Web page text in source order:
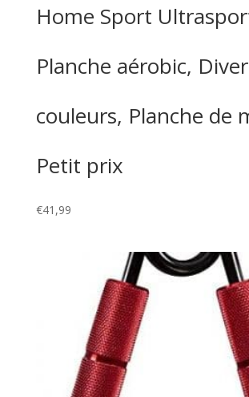
Home Sport
Planche aérobic,
couleurs, Planche de
Petit prix
€41,99